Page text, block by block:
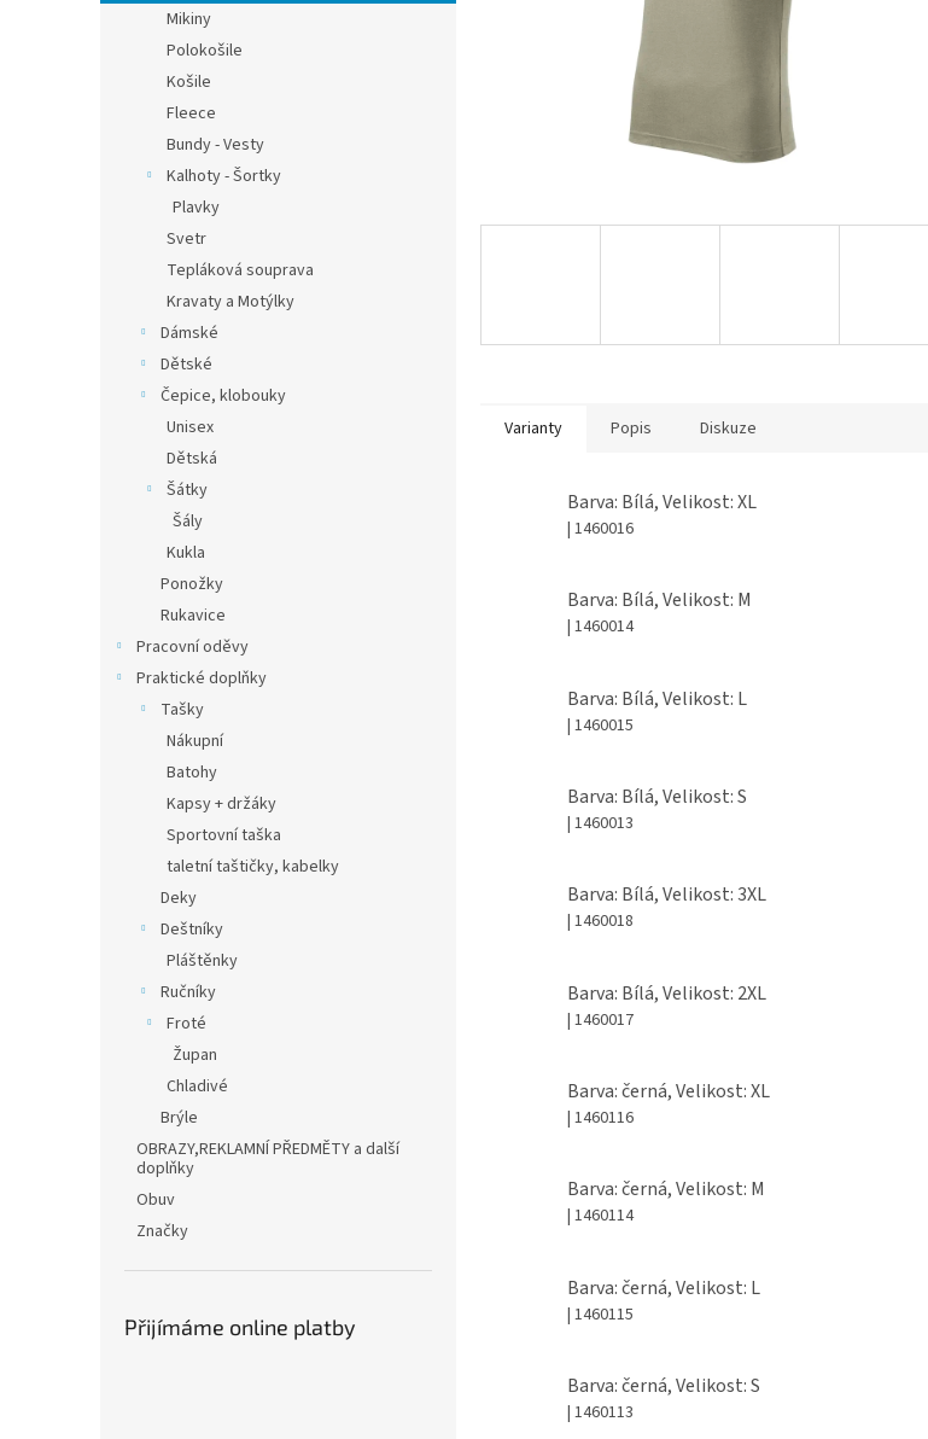
n
Mikiny
Polokošile
Košile
Fleece
Bundy - Vesty
Kalhoty - Šortky
Plavky
Svetr
Tepláková souprava
Kravaty a Motýlky
Dámské
Dětské
Čepice, klobouky
Unisex
Dětská
Šátky
Šály
Kukla
Ponožky
Rukavice
Pracovní oděvy
Praktické doplňky
Tašky
Nákupní
Batohy
Kapsy + držáky
Sportovní taška
taletní taštičky, kabelky
Deky
Deštníky
Pláštěnky
Ručníky
Froté
Župan
Chladivé
Brýle
OBRAZY,REKLAMNÍ PŘEDMĚTY a další
doplňky
Obuv
Značky
Přijímáme online platby
Varianty Popis Diskuze
Barva: Bílá, Velikost: XL
| 1460016
Barva: Bílá, Velikost: M
| 1460014
Barva: Bílá, Velikost: L
| 1460015
Barva: Bílá, Velikost: S
| 1460013
Barva: Bílá, Velikost: 3XL
| 1460018
Barva: Bílá, Velikost: 2XL
| 1460017
Barva: černá, Velikost: XL
| 1460116
Barva: černá, Velikost: M
| 1460114
Barva: černá, Velikost: L
| 1460115
Barva: černá, Velikost: S
| 1460113